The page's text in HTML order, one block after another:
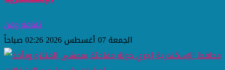
ثقافة وفن
الجمعة 07 أغسطس 2026 02:26 صباحاً